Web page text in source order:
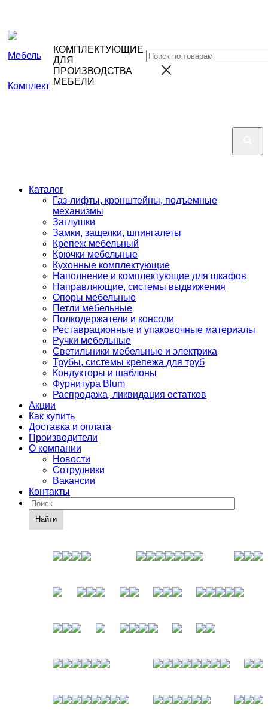
КОМПЛЕКТУЮЩИЕ
ДЛЯ
ПРОИЗВОДСТВА
МЕБЕЛИ
Каталог
Газ-лифты, кронштейны, подъемные
механизмы
Заглушки
Замки, защелки, шпингалеты
Крепеж мебельный
Крючки мебельные
Кухонные комплектующие
Наполнение и комплектующие для шкафов
Направляющие, системы выдвижения
Опоры мебельные
Петли мебельные
Полкодержатели и консоли
Реставрационные и упаковочные материалы
Ручки мебельные
Светильники мебельные и электрика
Трубы, системы крепежа для труб
Кондукторы и шаблоны
Фурнитура Blum
Распродажа, ликвидация остатков
Акции
Как купить
Доставка и оплата
Производители
О компании
Новости
Сотрудники
Вакансии
Контакты
Найти